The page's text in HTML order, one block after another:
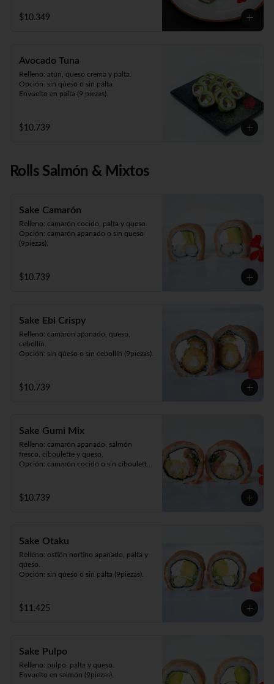
$10.349
Avocado Tuna
Relleno: atún, queso crema y palta.
Opción: sin queso o sin palta.
Envuelto en palta (9 piezas).
$10.739
Rolls Salmón & Mixtos
Sake Camarón
Relleno: camarón cocido, palta y queso.
Opción: camarón apanado o sin queso
(9piezas).
$10.739
Sake Ebi Crispy
Relleno: camarón apanado, queso,
cebollín.
Opción: sin queso o sin cebollín (9piezas).
$10.739
Sake Gumi Mix
Relleno: camarón apanado, salmón
fresco, ciboulette y queso.
Opción: camarón cocido o sin ciboulette
$10.739
Sake Otaku
Relleno: ostión nortino apanado, palta y
queso.
Opción: sin queso o sin palta (9piezas).
$11.425
Sake Pulpo
Relleno: pulpo, palta y queso.
Envuelto en salmón (9piezas).